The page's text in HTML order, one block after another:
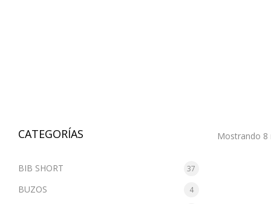
CATEGORÍAS
BIB SHORT 37
BUZOS 4
Mostrando 8